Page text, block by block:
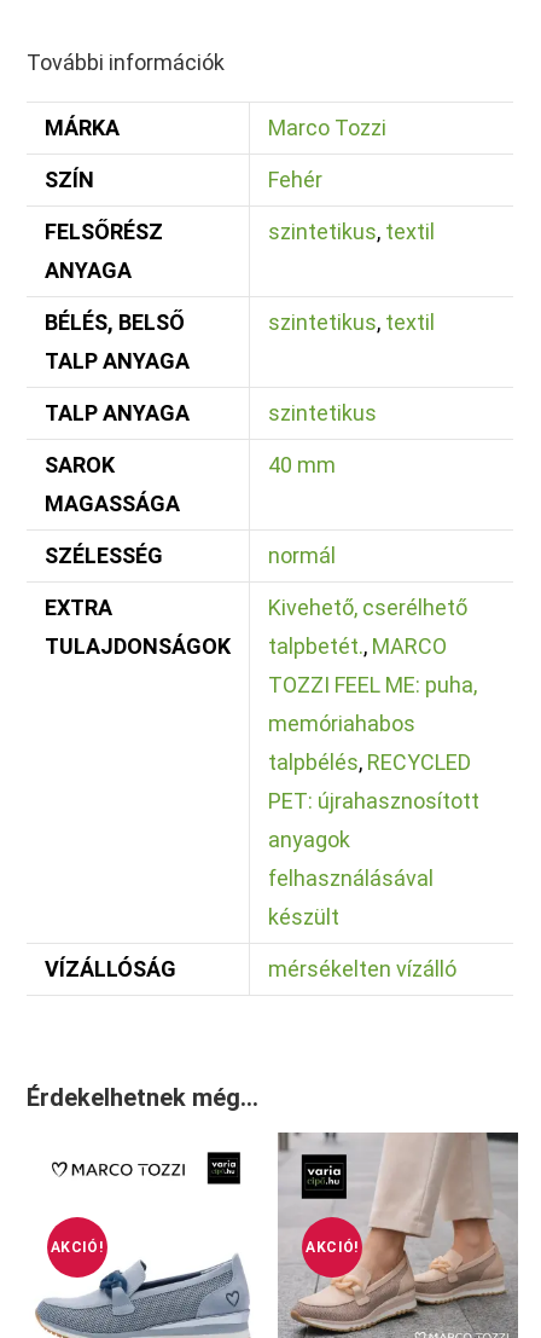
További információk
MÁRKA Marco Tozzi
SZÍN Fehér
FELSŐRÉSZ
ANYAGA
szintetikus, textil
BÉLÉS, BELSŐ
TALP ANYAGA
szintetikus, textil
TALP ANYAGA szintetikus
SAROK
MAGASSÁGA
40 mm
SZÉLESSÉG normál
EXTRA
TULAJDONSÁGOK
Kivehető, cserélhető
talpbetét., MARCO
TOZZI FEEL ME: puha,
memóriahabos
talpbélés, RECYCLED
PET: újrahasznosított
anyagok
felhasználásával
készült
VÍZÁLLÓSÁG mérsékelten vízálló
Érdekelhetnek még…
AKCIÓ! AKCIÓ!